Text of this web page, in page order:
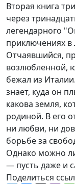
Вторая книга
через
легендарного
приключениях в
Отчаявшийся,
возлюбленной,
бежал из
знает, куда он
какова земля,
родиной. В его
ни любви, ни
борьбе за
Однако можно
— пусть даже и
Поделиться